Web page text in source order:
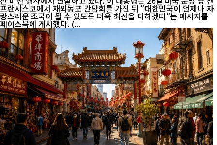
프란시스코에서 재외동포 간담회를 가진 뒤 "대한민국이 언제나 자
랑스러운 조국이 될 수 있도록 더욱 최선을 다하겠다"는 메시지를
페이스북에 게시했다. (...